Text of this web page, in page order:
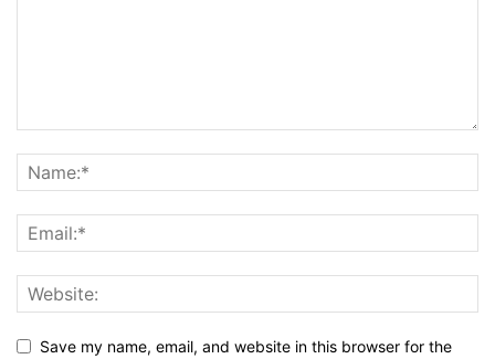
Save my name, email, and website in this browser for the